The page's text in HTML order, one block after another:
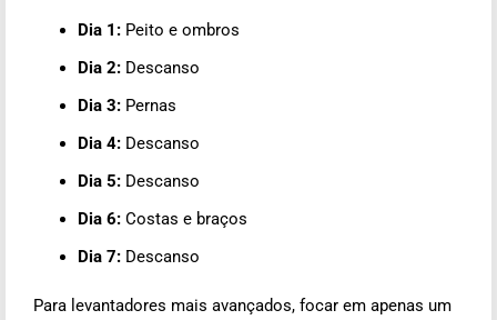
Dia 1: Peito e ombros
Dia 2: Descanso
Dia 3: Pernas
Dia 4: Descanso
Dia 5: Descanso
Dia 6: Costas e braços
Dia 7: Descanso
Para levantadores mais avançados, focar em apenas um